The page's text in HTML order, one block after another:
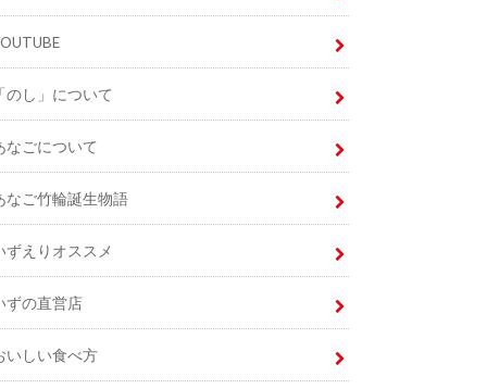
のし」について
なごについて
なご竹輪誕生物語
ずえりオススメ
ずの直営店
いしい食べ方